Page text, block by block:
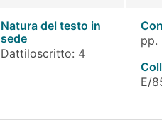
Natura del testo in
sede
Dattiloscritto: 4
pp.
E/